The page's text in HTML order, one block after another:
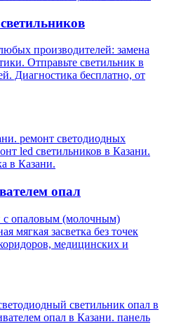
производителей: замена
Отправьте светильник в
Диагностика бесплатно, от
ремонт светодиодных
led светильников в Казани.
в Казани.
опал
с опаловым (молочным)
мягкая засветка без точек
медицинских и
светильник опал в
опал в Казани. панель